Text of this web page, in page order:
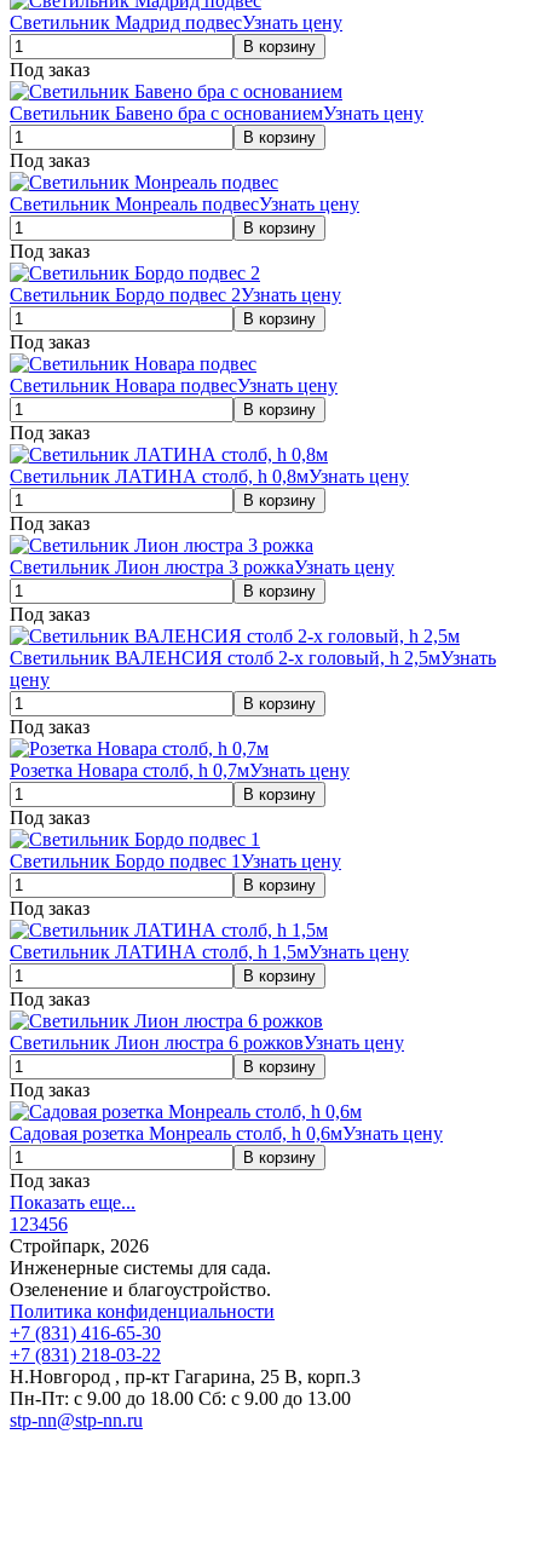
Светильник Мадрид подвесУзнать цену
Под заказ
Светильник Бавено бра с основаниемУзнать цену
Под заказ
Светильник Монреаль подвесУзнать цену
Под заказ
Светильник Бордо подвес 2Узнать цену
Под заказ
Светильник Новара подвесУзнать цену
Под заказ
Светильник ЛАТИНА столб, h 0,8мУзнать цену
Под заказ
Светильник Лион люстра 3 рожкаУзнать цену
Под заказ
Светильник ВАЛЕНСИЯ столб 2-х головый, h 2,5мУзнать
цену
Под заказ
Розетка Новара столб, h 0,7мУзнать цену
Под заказ
Светильник Бордо подвес 1Узнать цену
Под заказ
Светильник ЛАТИНА столб, h 1,5мУзнать цену
Под заказ
Светильник Лион люстра 6 рожковУзнать цену
Под заказ
Садовая розетка Монреаль столб, h 0,6мУзнать цену
Под заказ
Показать еще...
1 23456
Стройпарк, 2026
Инженерные системы для сада.
Озеленение и благоустройство.
Политика конфиденциальности
+7 (831) 416-65-30
+7 (831) 218-03-22
Н.Новгород , пр-кт Гагарина, 25 В, корп.3
Пн-Пт: с 9.00 до 18.00 Сб: с 9.00 до 13.00
stp-nn@stp-nn.ru